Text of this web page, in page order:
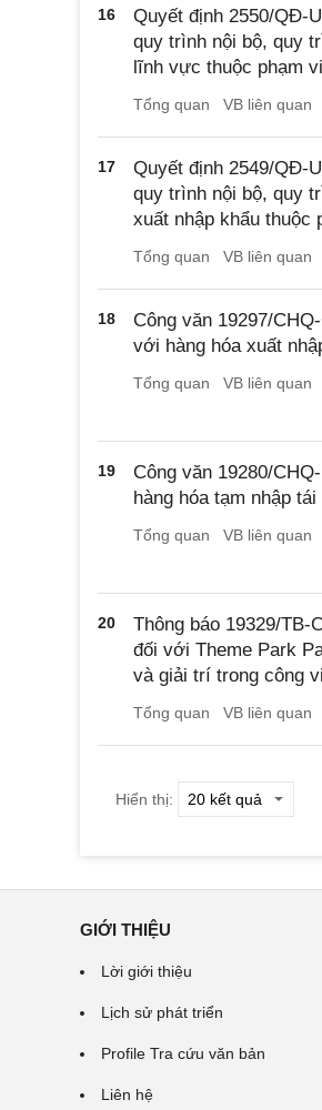
16
Quyết định 2550/QĐ-
quy trình nội bộ, quy
lĩnh vực thuộc phạm
Tổng quan VB liên quan
17
Quyết định 2549/QĐ-
quy trình nội bộ, quy
xuất nhập khẩu thuộc
Tổng quan VB liên quan
18
Công văn 19297/
với hàng hóa xuất
Tổng quan VB liên quan
19
Công văn 19280/
hàng hóa tạm nhập tái
Tổng quan VB liên quan
20
Thông báo 19329/
đối với Theme Park
và giải trí trong công
Tổng quan VB liên quan
Hiển thị:
GIỚI THIỆU
Lời giới thiệu
Lịch sử phát triển
Profile Tra cứu văn bản
Liên hệ